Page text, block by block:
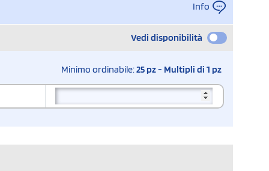
Info
Vedi disponibilità
Minimo ordinabile:25 pz - Multipli di 1 pz